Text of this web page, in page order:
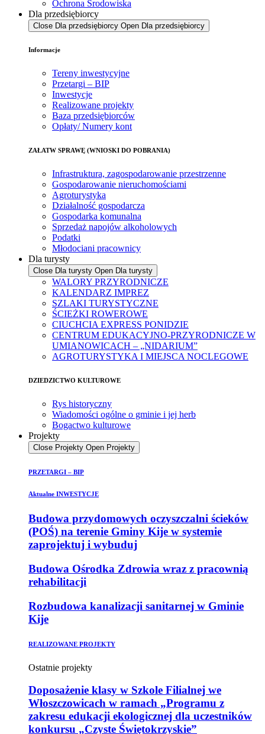
Ochrona Środowiska
Dla przedsiębiorcy
Close Dla przedsiębiorcy Open Dla przedsiębiorcy
Informacje
Tereny inwestycyjne
Przetargi – BIP
Inwestycje
Realizowane projekty
Baza przedsiębiorców
Opłaty/ Numery kont
ZAŁATW SPRAWĘ (WNIOSKI DO POBRANIA)
Infrastruktura, zagospodarowanie przestrzenne
Gospodarowanie nieruchomościami
Agroturystyka
Działalność gospodarcza
Gospodarka komunalna
Sprzedaż napojów alkoholowych
Podatki
Młodociani pracownicy
Dla turysty
Close Dla turysty Open Dla turysty
WALORY PRZYRODNICZE
KALENDARZ IMPREZ
SZLAKI TURYSTYCZNE
ŚCIEŻKI ROWEROWE
CIUCHCIA EXPRESS PONIDZIE
CENTRUM EDUKACYJNO-PRZYRODNICZE W
UMIANOWICACH – „NIDARIUM”
AGROTURYSTYKA I MIEJSCA NOCLEGOWE
DZIEDZICTWO KULTUROWE
Rys historyczny
Wiadomości ogólne o gminie i jej herb
Bogactwo kulturowe
Projekty
Close Projekty Open Projekty
PRZETARGI – BIP
Aktualne INWESTYCJE
Budowa przydomowych oczyszczalni ścieków
(POŚ) na terenie Gminy Kije w systemie
zaprojektuj i wybuduj
Budowa Ośrodka Zdrowia wraz z pracownią
rehabilitacji
Rozbudowa kanalizacji sanitarnej w Gminie
Kije
REALIZOWANE PROJEKTY
Ostatnie projekty
Doposażenie klasy w Szkole Filialnej we
Włoszczowicach w ramach „Programu z
zakresu edukacji ekologicznej dla uczestników
konkursu „Czyste Świętokrzyskie”